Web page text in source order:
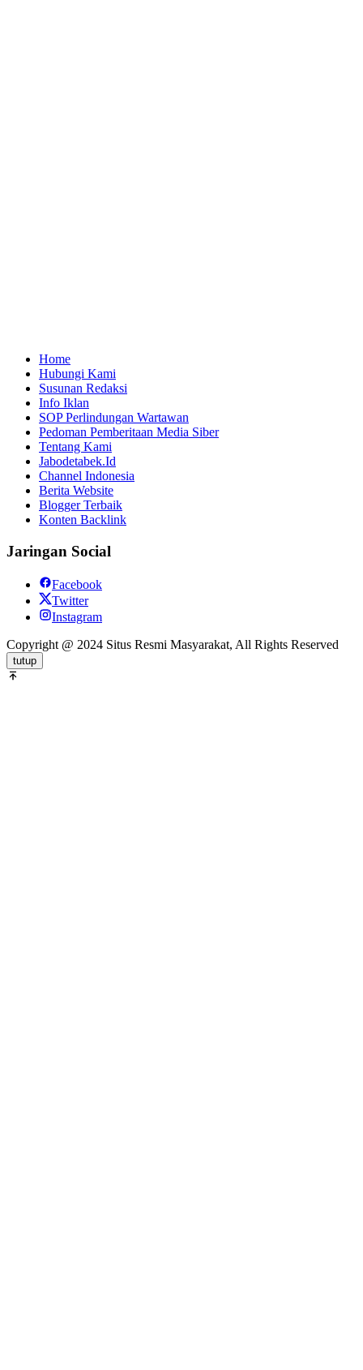
Home
Hubungi Kami
Susunan Redaksi
Info Iklan
SOP Perlindungan Wartawan
Pedoman Pemberitaan Media Siber
Tentang Kami
Jabodetabek.Id
Channel Indonesia
Berita Website
Blogger Terbaik
Konten Backlink
Jaringan Social
Facebook
Twitter
Instagram
Copyright @ 2024 Situs Resmi Masyarakat, All Rights Reserved
tutup